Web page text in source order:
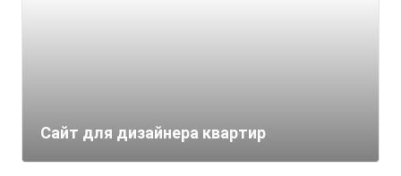
Сайт для дизайнера квартир